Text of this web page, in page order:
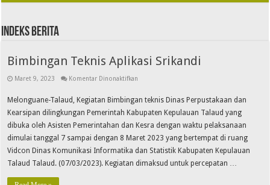
Indeks Berita
Bimbingan Teknis Aplikasi Srikandi
Maret 9, 2023 Komentar Dinonaktifkan
Melonguane-Talaud, Kegiatan Bimbingan teknis Dinas Perpustakaan dan
Kearsipan dilingkungan Pemerintah Kabupaten Kepulauan Talaud yang
dibuka oleh Asisten Pemerintahan dan Kesra dengan waktu pelaksanaan
dimulai tanggal 7 sampai dengan 8 Maret 2023 yang bertempat di ruang
Vidcon Dinas Komunikasi Informatika dan Statistik Kabupaten Kepulauan
Talaud Talaud. (07/03/2023). Kegiatan dimaksud untuk percepatan …